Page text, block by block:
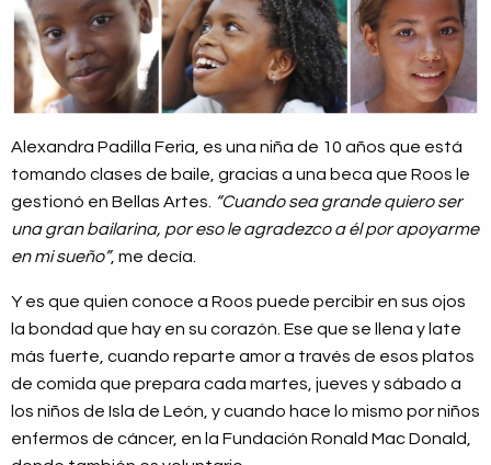
Alexandra Padilla Feria, es una niña de 10 años que está
tomando clases de baile, gracias a una beca que Roos le
gestionó en Bellas Artes. “Cuando sea grande quiero ser
una gran bailarina, por eso le agradezco a él por apoyarme
en mi sueño”, me decía.
Y es que quien conoce a Roos puede percibir en sus ojos
la bondad que hay en su corazón. Ese que se llena y late
más fuerte, cuando reparte amor a través de esos platos
de comida que prepara cada martes, jueves y sábado a
los niños de Isla de León, y cuando hace lo mismo por niños
enfermos de cáncer, en la Fundación Ronald Mac Donald,